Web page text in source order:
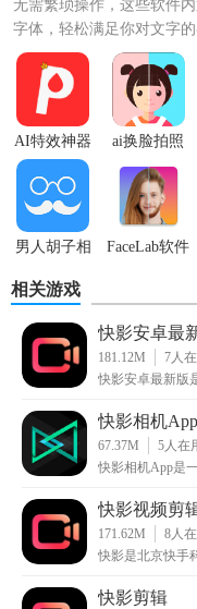
无需繁琐操作，这些软件
字体，轻松满足你对文字
解锁专业级修图灵感，即
AI特效神器 ai换脸拍照
男人胡子相
FaceLab软件
相关游戏
快影安卓最
181.12M 7 人
快影安卓最新版
快影相机App
67.37M 5 人在
快影相机App是
快影视频剪
171.62M 8 人
快影是北京快手
快影剪辑